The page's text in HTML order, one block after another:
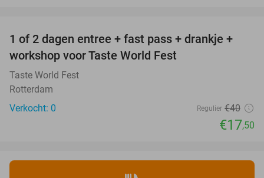
56%
TODAY
1 of 2 dagen entree + fast pass + drankje +
workshop voor Taste World Fest
Taste World Fest
Rotterdam
Verkocht: 0
Regulier €40
€17,50